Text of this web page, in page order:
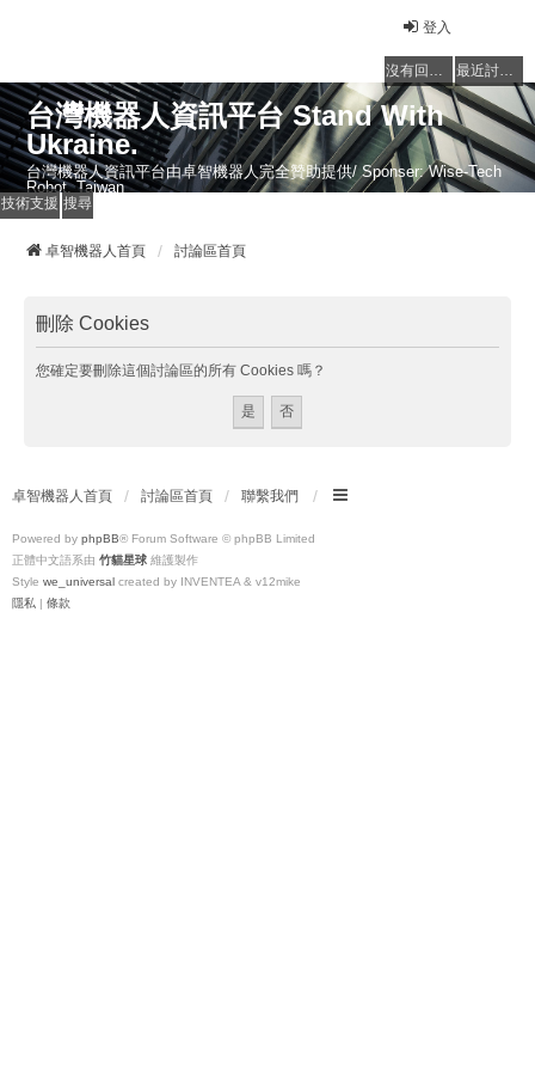
登入
沒有回覆的主題 最近討論的主題
台灣機器人資訊平台 Stand With
Ukraine.
台灣機器人資訊平台由卓智機器人完全贊助提供/ Sponser: Wise-Tech
Robot, Taiwan
技術支援 搜尋
卓智機器人首頁 討論區首頁
刪除 Cookies
您確定要刪除這個討論區的所有 Cookies 嗎？
卓智機器人首頁 討論區首頁 聯繫我們
Powered by phpBB® Forum Software © phpBB Limited
正體中文語系由 竹貓星球 維護製作
Style we_universal created by INVENTEA & v12mike
隱私 | 條款